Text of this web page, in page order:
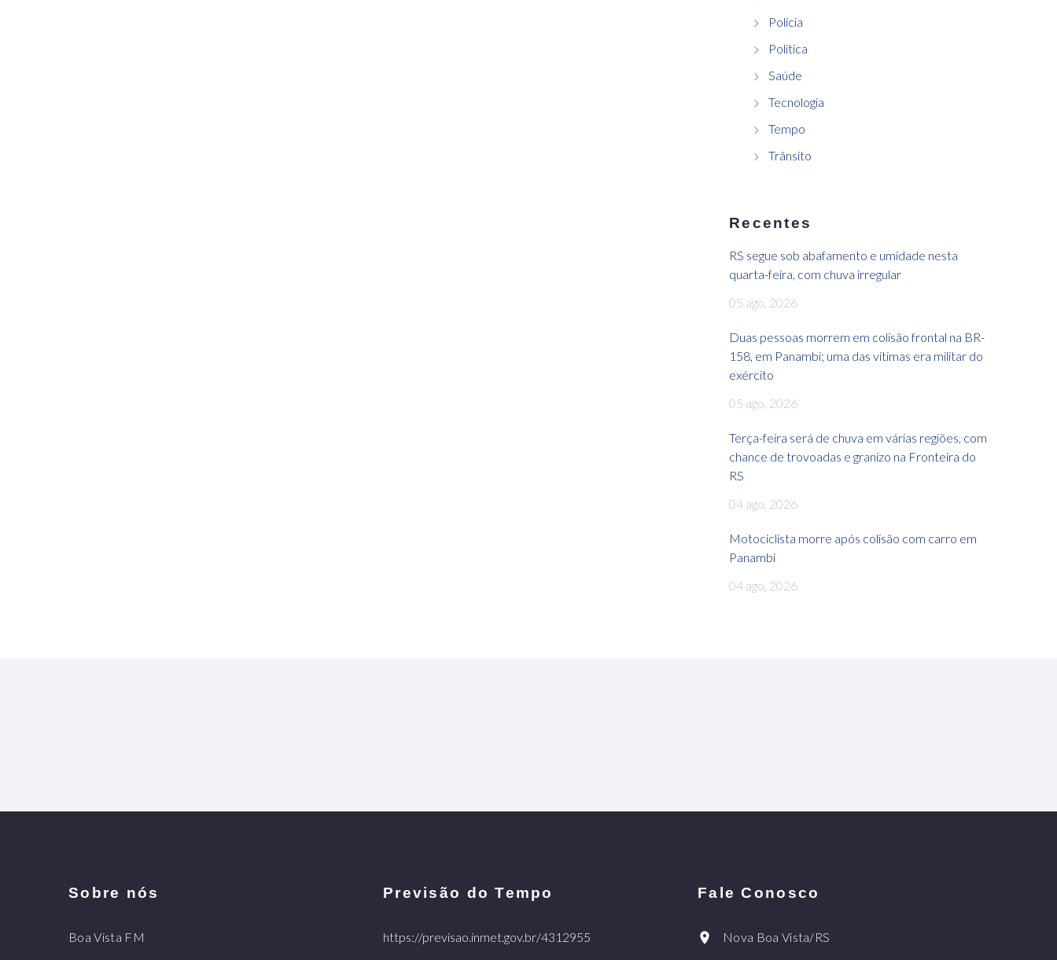
Polícia
Política
Saúde
Tecnologia
Tempo
Trânsito
Recentes
RS segue sob abafamento e umidade nesta
quarta-feira, com chuva irregular
05 ago, 2026
Duas pessoas morrem em colisão frontal na BR-
158, em Panambi; uma das vítimas era militar do
exército
05 ago, 2026
Terça-feira será de chuva em várias regiões, com
chance de trovoadas e granizo na Fronteira do
RS
04 ago, 2026
Motociclista morre após colisão com carro em
Panambi
04 ago, 2026
Sobre nós
Boa Vista FM
Previsão do Tempo
https://previsao.inmet.gov.br/4312955
Fale Conosco
Nova Boa Vista/RS